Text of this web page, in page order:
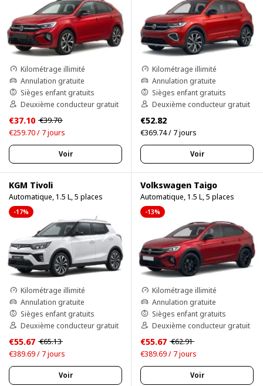
Kilométrage illimité
Annulation gratuite
Sièges enfant gratuits
Deuxième conducteur gratuit
€37.10 €39.70
€259.70 / 7 jours
Voir
Kilométrage illimité
Annulation gratuite
Sièges enfant gratuits
Deuxième conducteur gratuit
€52.82
€369.74 / 7 jours
Voir
KGM Tivoli
Automatique, 1.5 L, 5 places
-17%
Kilométrage illimité
Annulation gratuite
Sièges enfant gratuits
Deuxième conducteur gratuit
€55.67 €65.13
€389.69 / 7 jours
Voir
Volkswagen Taigo
Automatique, 1.5 L, 5 places
-13%
Kilométrage illimité
Annulation gratuite
Sièges enfant gratuits
Deuxième conducteur gratuit
€55.67 €62.91
€389.69 / 7 jours
Voir